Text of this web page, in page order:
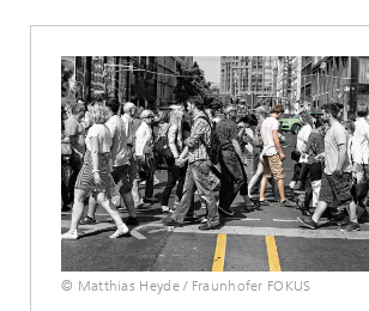
© Matthias Heyde / Fraunhofer FOKUS